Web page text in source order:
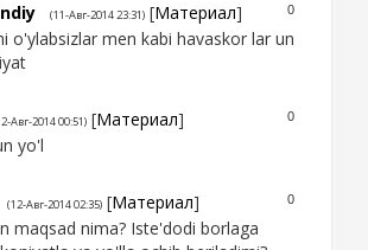
0
(11-Авг-2014 23:31) [Материал]
o'ylabsizlar men kabi havaskor lar un
0
Авг-2014 00:51) [Материал]
yo'l
0
(12-Авг-2014 02:35) [Материал]
maqsad nima? Iste'dodi borlaga